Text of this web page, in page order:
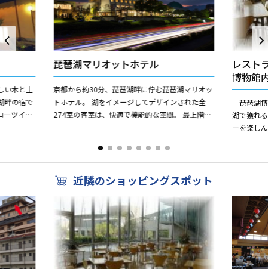
い木と土
畔の宿で
ーツイン
琵琶湖マリオットホテル
京都から約30分、琵琶湖畔に佇む琵琶湖マリオッ
トホテル。 湖をイメージしてデザインされた全
274室の客室は、快適で機能的な空間。 最上階の
レスト
博物館
琵琶湖
湖で獲れ
ーを楽し
近隣のショッピングスポット